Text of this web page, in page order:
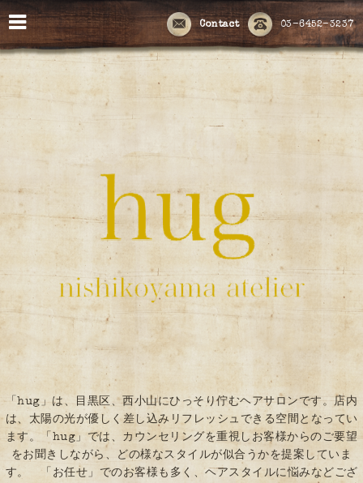
03-6452-3237
Contact
「hug」は、目黒区、西小山にひっそり佇むヘアサロンです。店内
は、太陽の光が優しく差し込みリフレッシュできる空間となってい
ます。「hug」では、カウンセリングを重視しお客様からのご要望
をお聞きしながら、どの様なスタイルが似合うかを提案していま
す。 「お任せ」でのお客様も多く、ヘアスタイルに悩みなどござ